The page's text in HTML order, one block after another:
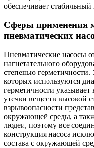
обеспечивает стабильный
Сферы применения
пневматических
Пневматические насосы
нагнетательного
степенью
которых используются
герметичности указывает
утечки веществ высокой
взрывоопасности
окружающей среды, а
людей, поэтому все
конструкция насоса
состава с окружающей